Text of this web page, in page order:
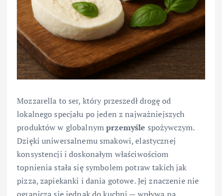
Mozzarella to ser, który przeszedł drogę od
lokalnego specjału po jeden z najważniejszych
produktów w globalnymprzemyśle spożywczym.
Dzięki uniwersalnemu smakowi, elastycznej
konsystencji i doskonałym właściwościom
topnienia stała się symbolem potraw takich jak
pizza, zapiekanki i dania gotowe. Jej znaczenie nie